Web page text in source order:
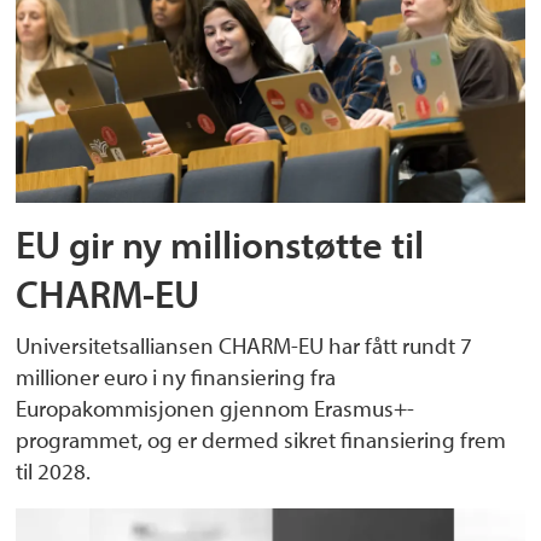
EU gir ny millionstøtte til
CHARM-EU
Universitetsalliansen CHARM-EU har fått rundt 7
millioner euro i ny finansiering fra
Europakommisjonen gjennom Erasmus+-
programmet, og er dermed sikret finansiering frem
til 2028.